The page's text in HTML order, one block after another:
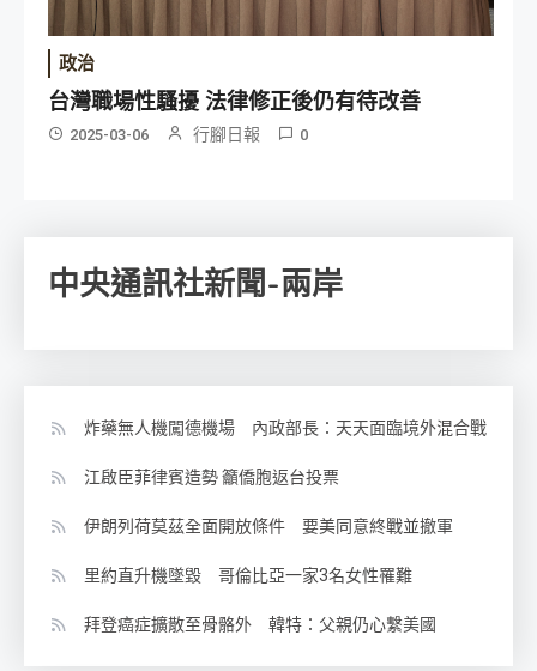
政治
台灣職場性騷擾 法律修正後仍有待改善
2025-03-06 行腳日報 0
中央通訊社新聞-兩岸
炸藥無人機闖德機場 內政部長：天天面臨境外混合戰
江啟臣菲律賓造勢 籲僑胞返台投票
伊朗列荷莫茲全面開放條件 要美同意終戰並撤軍
里約直升機墜毀 哥倫比亞一家3名女性罹難
拜登癌症擴散至骨骼外 韓特：父親仍心繫美國